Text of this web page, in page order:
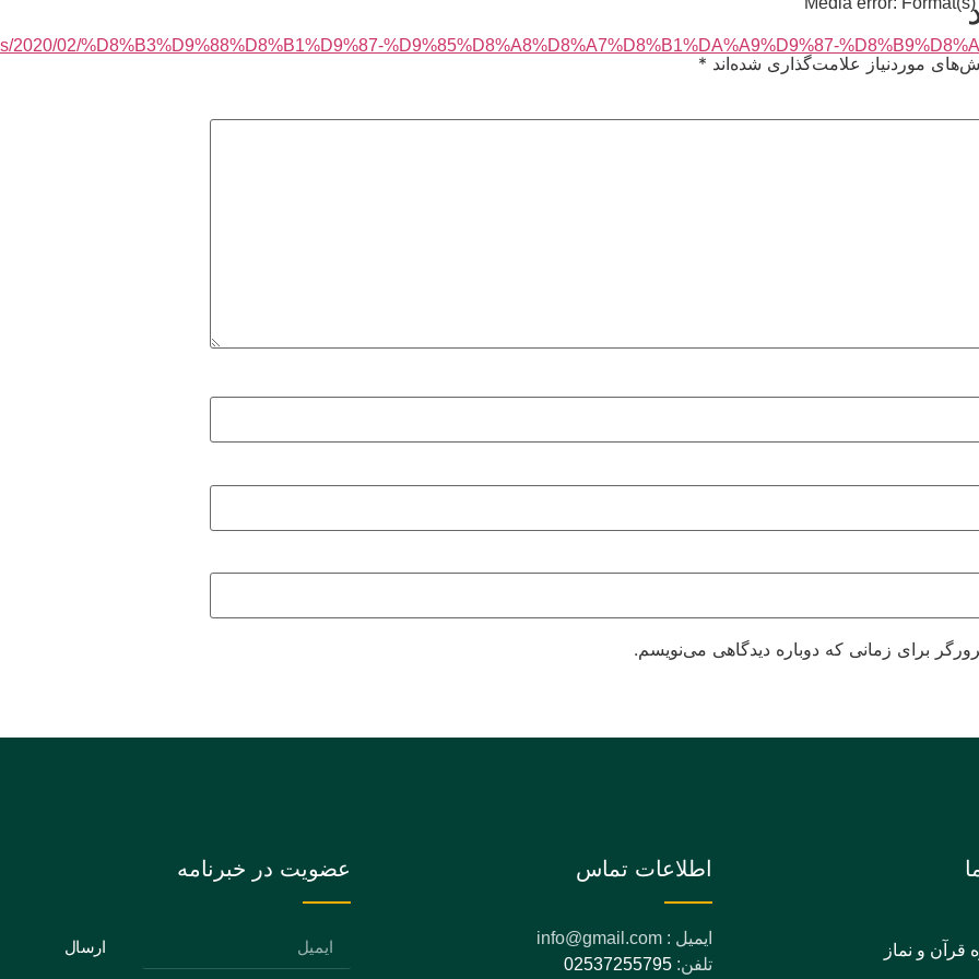
موردنیاز علامت‌گذاری شده‌اند *
برای زمانی که دوباره دیدگاهی می‌نویسم.
قرآن و نماز
اطلاعات تماس
ایمیل : info@gmail.com
تلفن: 02537255795
عضویت در خبرنامه
ارسال